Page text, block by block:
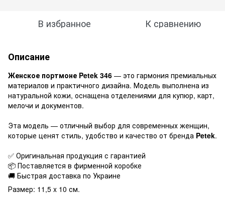
В избранное К сравнению
Описание
Женское портмоне Petek 346 — это гармония премиальных
материалов и практичного дизайна. Модель выполнена из
натуральной кожи, оснащена отделениями для купюр, карт,
мелочи и документов.
Эта модель — отличный выбор для современных женщин,
которые ценят стиль, удобство и качество от бренда Petek.
✅ Оригинальная продукция с гарантией
📦 Поставляется в фирменной коробке
🚚 Быстрая доставка по Украине
Размер: 11,5 x 10 см.